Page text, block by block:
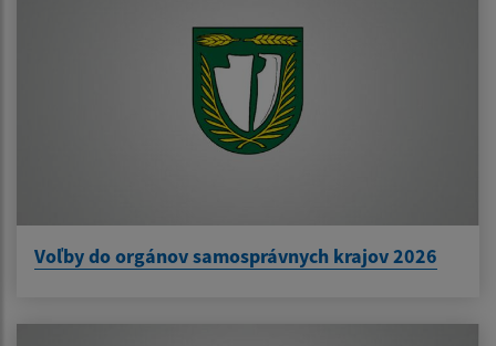
Voľby do orgánov samosprávnych krajov 2026